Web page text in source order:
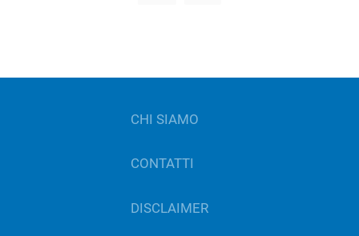
CHI SIAMO
CONTATTI
DISCLAIMER